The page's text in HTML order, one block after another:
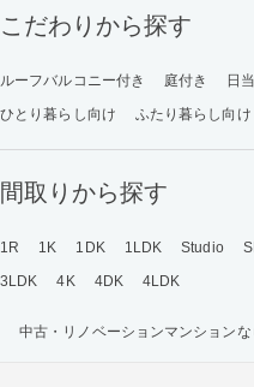
こだわりから探す
ルーフバルコニー付き 庭付き 日
ひとり暮らし向け
ふたり暮らし向け
間取りから探す
1R 1K 1DK 1LDK Studio
3LDK
4K 4DK 4LDK
中古・リノベーションマンション